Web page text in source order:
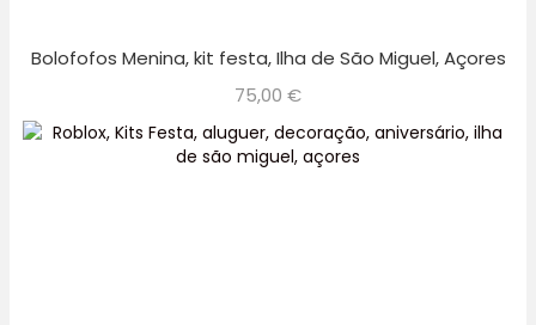
Bolofofos Menina, kit festa, Ilha de São Miguel, Açores
75,00 €